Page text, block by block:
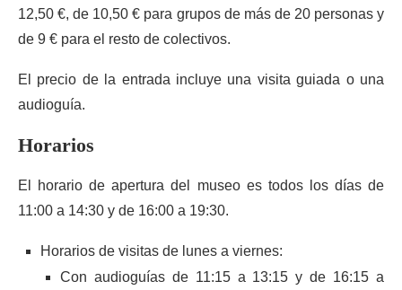
12,50 €, de 10,50 € para grupos de más de 20 personas y
de 9 € para el resto de colectivos.
El precio de la entrada incluye una visita guiada o una
audioguía.
Horarios
El horario de apertura del museo es todos los días de
11:00 a 14:30 y de 16:00 a 19:30.
Horarios de visitas de lunes a viernes:
Con audioguías de 11:15 a 13:15 y de 16:15 a